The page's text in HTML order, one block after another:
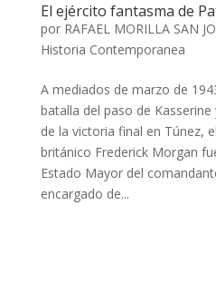
El ejército fantasma de
por RAFAEL MORILLA SAN
Historia Contemporanea
A mediados de marzo de
batalla del paso de
de la victoria final en Túnez,
británico Frederick Morgan
Estado Mayor del
encargado de...